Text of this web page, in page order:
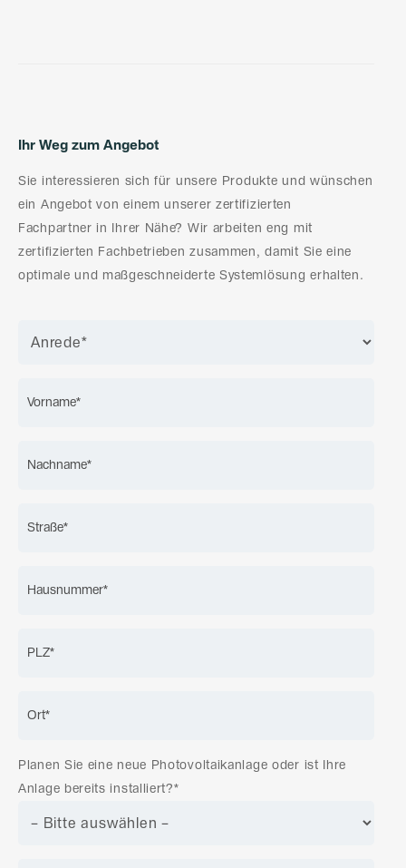
Ihr Weg zum Angebot
Sie interessieren sich für unsere Produkte und wünschen
ein Angebot von einem unserer zertifizierten
Fachpartner in Ihrer Nähe? Wir arbeiten eng mit
zertifizierten Fachbetrieben zusammen, damit Sie eine
optimale und maßgeschneiderte Systemlösung erhalten.
Planen Sie eine neue Photovoltaikanlage oder ist Ihre
Anlage bereits installiert?*